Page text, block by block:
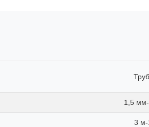
1,5
3 м-